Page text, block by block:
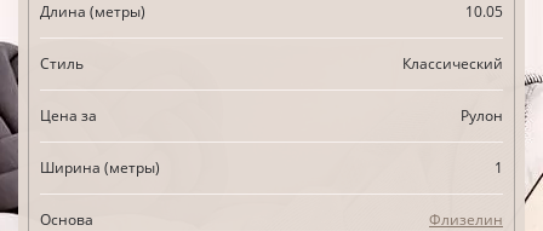
Длина (метры) 10.05
Стиль Классический
Цена за Рулон
Ширина (метры) 1
Основа
Флизелин